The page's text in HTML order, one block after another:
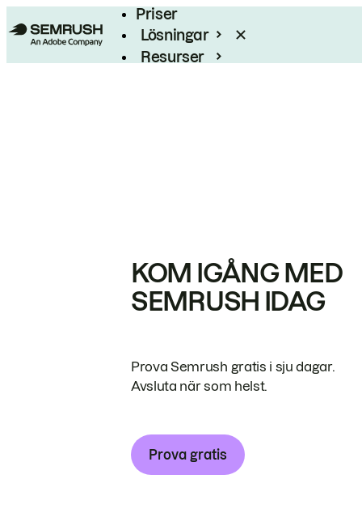
Priser
Lösningar
Resurser
KOM IGÅNG MED
SEMRUSH IDAG
Prova Semrush gratis i sju dagar.
Avsluta när som helst.
Prova gratis